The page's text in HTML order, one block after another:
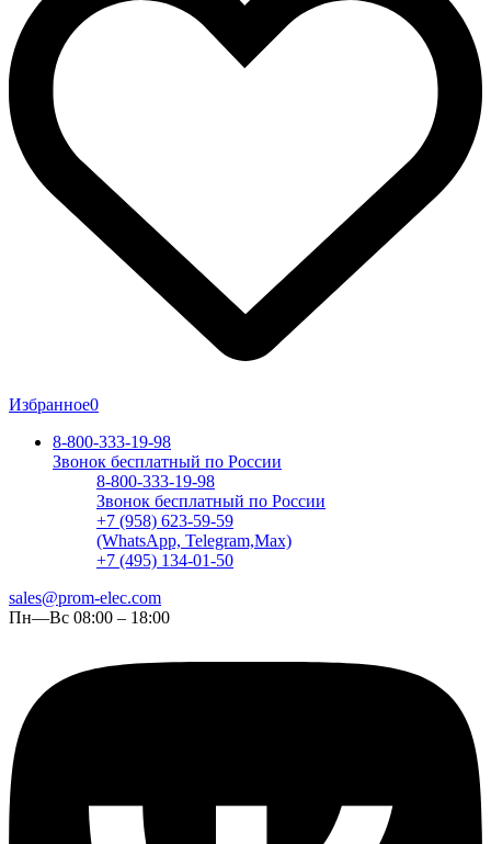
Избранное0
8-800-333-19-98
Звонок бесплатный по России
8-800-333-19-98
Звонок бесплатный по России
+7 (958) 623-59-59
(WhatsApp, Telegram,Max)
+7 (495) 134-01-50
sales@prom-elec.com
Пн—Вс 08:00 – 18:00